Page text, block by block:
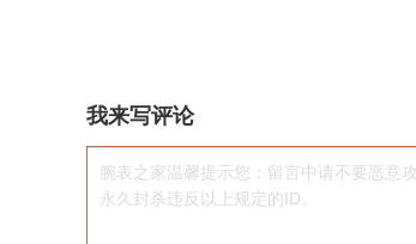
我来写评论
腕表之家温馨提示您：留言中请不要恶意
永久封杀违反以上规定的ID。